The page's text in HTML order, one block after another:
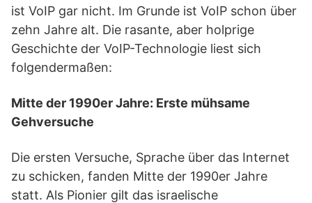
ist VoIP gar nicht. Im Grunde ist VoIP schon über
zehn Jahre alt. Die rasante, aber holprige
Geschichte der VoIP-Technologie liest sich
folgendermaßen:
Mitte der 1990er Jahre: Erste mühsame
Gehversuche
Die ersten Versuche, Sprache über das Internet
zu schicken, fanden Mitte der 1990er Jahre
statt. Als Pionier gilt das israelische